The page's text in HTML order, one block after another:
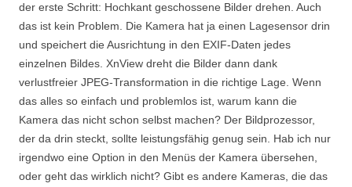
der erste Schritt: Hochkant geschossene Bilder drehen. Auch
das ist kein Problem. Die Kamera hat ja einen Lagesensor drin
und speichert die Ausrichtung in den EXIF-Daten jedes
einzelnen Bildes. XnView dreht die Bilder dann dank
verlustfreier JPEG-Transformation in die richtige Lage. Wenn
das alles so einfach und problemlos ist, warum kann die
Kamera das nicht schon selbst machen? Der Bildprozessor,
der da drin steckt, sollte leistungsfähig genug sein. Hab ich nur
irgendwo eine Option in den Menüs der Kamera übersehen,
oder geht das wirklich nicht? Gibt es andere Kameras, die das